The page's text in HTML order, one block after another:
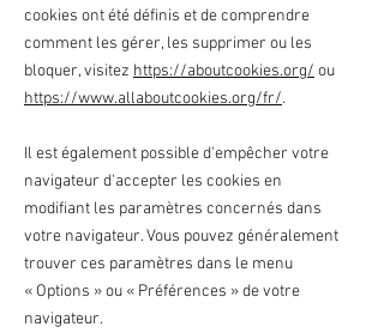
cookies ont été définis et de comprendre
comment les gérer, les supprimer ou les
bloquer, visitez https://aboutcookies.org/ ou
https://www.allaboutcookies.org/fr/.
Il est également possible d'empêcher votre
navigateur d'accepter les cookies en
modifiant les paramètres concernés dans
votre navigateur. Vous pouvez généralement
trouver ces paramètres dans le menu
« Options »ou « Préférences »de votre
navigateur.